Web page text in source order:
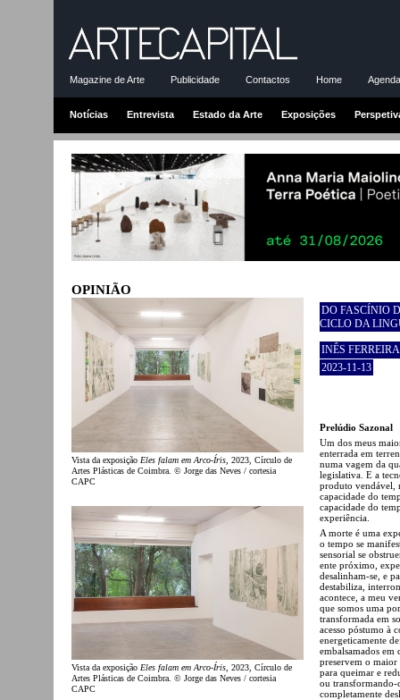
Magazine de Arte Publicidade Contactos Home
Notícias Entrevista Estado da Arte Exposições
OPINIÃO
Vista da exposição Eles falam em Arco-Íris , 2023, Círculo de
Artes Plásticas de Coimbra. © Jorge das Neves / cortesia
CAPC
Vista da exposição Eles falam em Arco-Íris, 2023, Círculo de
Artes Plásticas de Coimbra. © Jorge das Neves / cortesia
CAPC
DO FASCÍNIO
CICLO DA
INÊS
2023-11-13
Prelúdio Sazonal
Um dos meus
enterrada em
numa vagem da
legislativa. E a
produto vendável,
capacidade do
capacidade do
experiência.
A morte é uma
o tempo se
sensorial se
ente próximo,
desalinham-se, e
destabiliza,
acontece, a meu
que somos uma
transformada em
acesso póstumo à
energeticamente
embalsamados em
preservem o maior
para queimar e
ou transformando-
completamente